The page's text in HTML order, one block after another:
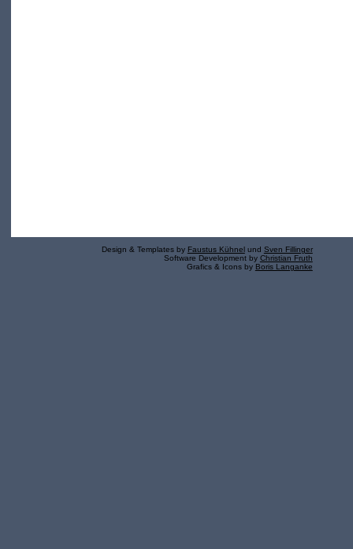
Design & Templates by Faustus Kühnel und Sven Fillinger
Software Development by Christian Fruth
Grafics & Icons by Boris Langanke